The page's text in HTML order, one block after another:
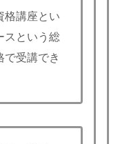
格講座とい
スという総
で受講でき